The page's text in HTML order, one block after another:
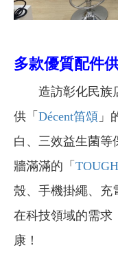
多款優質配件
造訪彰化民族
供「 Décent笛頌 」
白、三效益生菌等
牆滿滿的「
殼、手機掛繩、充
在科技領域的需求
康！